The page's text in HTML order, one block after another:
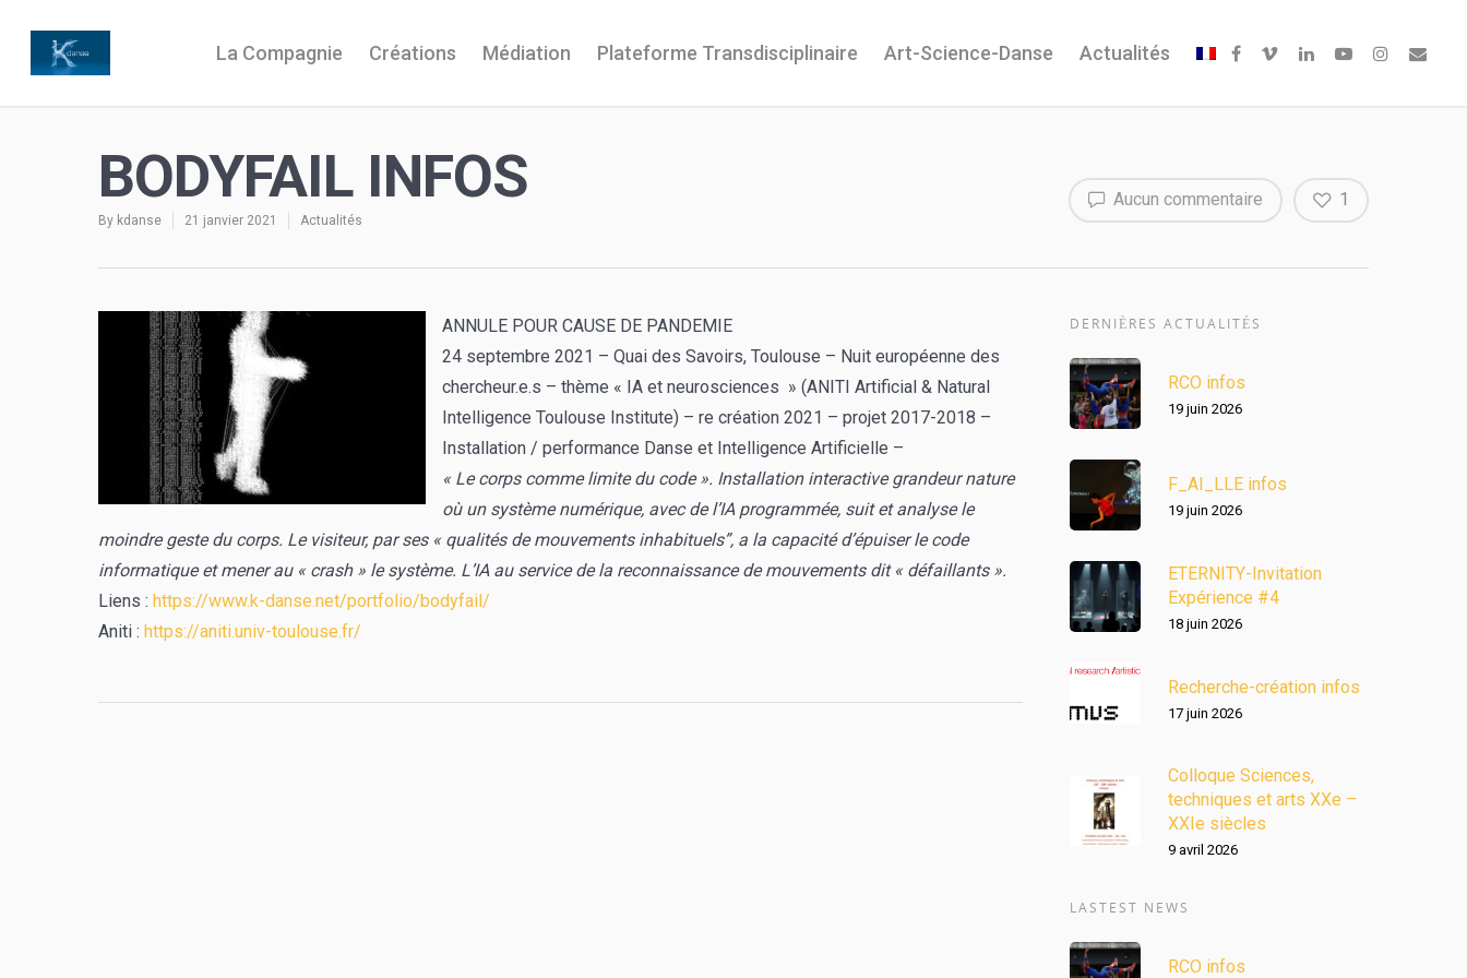
La Compagnie Créations Médiation Plateforme Transdisciplinaire Art-Science-Danse Actualités
BODYFAIL INFOS
By kdanse 21 janvier 2021 Actualités
Aucun commentaire 1
ANNULE POUR CAUSE DE PANDEMIE
24 septembre 2021 – Quai des Savoirs, Toulouse – Nuit européenne des
chercheur.e.s – thème « IA et neurosciences » (ANITI Artificial & Natural
Intelligence Toulouse Institute) – re création 2021 – projet 2017-2018 –
Installation / performance Danse et Intelligence Artificielle –
« Le corps comme limite du code ». Installation interactive grandeur nature
où un système numérique, avec de l’IA programmée, suit et analyse le
moindre geste du corps. Le visiteur, par ses « qualités de mouvements inhabituels”, a la capacité d’épuiser le code
informatique et mener au « crash » le système. L’IA au service de la reconnaissance de mouvements dit « défaillants ».
Liens : https://www.k-danse.net/portfolio/bodyfail/
Aniti : https://aniti.univ-toulouse.fr/
DERNIÈRES ACTUALITÉS
RCO infos
19 juin 2026
F_AI_LLE infos
19 juin 2026
ETERNITY-Invitation
Expérience #4
18 juin 2026
Recherche-création infos
17 juin 2026
Colloque Sciences,
techniques et arts XXe –
XXIe siècles
9 avril 2026
LASTEST NEWS
RCO infos